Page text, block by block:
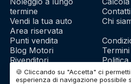
termine
Vendi la tua auto
Area riservata
Contatti
Chi
Punti vendita
Blog Motori
Rivenditori
Franchising
🍪 Cliccando su "Accetta" ci
esperienza di navigazione possibile